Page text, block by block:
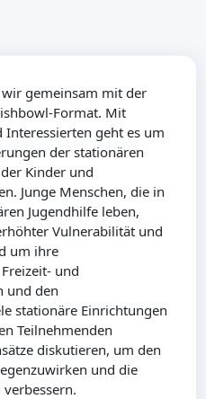
gemeinsam mit der
Format. Mit
Interessierten geht es um
der stationären
Kinder und
Junge Menschen, die in
Jugendhilfe leben,
Vulnerabilität und
um ihre
und
und den
stationäre Einrichtungen
Teilnehmenden
diskutieren, um den
und die